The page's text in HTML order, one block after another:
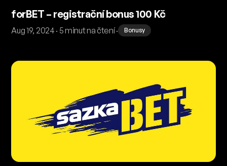
forBET – registrační bonus 100 Kč
Aug 19, 2024 · 5 minut na čtení · Bonusy